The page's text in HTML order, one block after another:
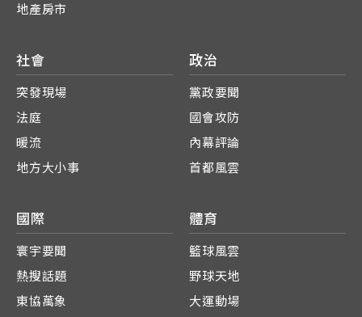
地產房市
社會
突發現場
法庭
暖流
地方大小事
政治
黨政要聞
國會攻防
內幕評論
首都風雲
國際
寰宇要聞
熱搜話題
東協萬象
體育
籃球風雲
野球天地
大運動場